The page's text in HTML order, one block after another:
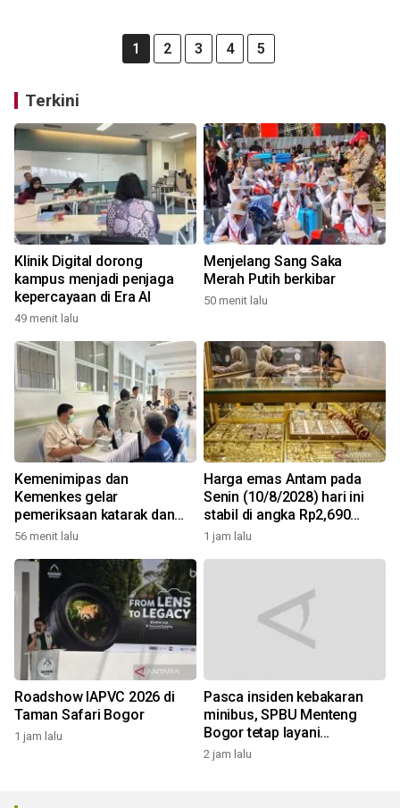
1 2 3 4 5
Terkini
Klinik Digital dorong
kampus menjadi penjaga
kepercayaan di Era AI
49 menit lalu
Menjelang Sang Saka
Merah Putih berkibar
50 menit lalu
Kemenimipas dan
Kemenkes gelar
pemeriksaan katarak dan
CKG sambut HUT RI
56 menit lalu
Harga emas Antam pada
Senin (10/8/2028) hari ini
stabil di angka Rp2,690
juta/gr
1 jam lalu
Roadshow IAPVC 2026 di
Taman Safari Bogor
1 jam lalu
Pasca insiden kebakaran
minibus, SPBU Menteng
Bogor tetap layani
pengisian solar
2 jam lalu